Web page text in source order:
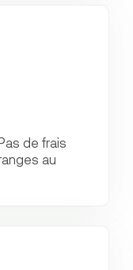
de frais
au